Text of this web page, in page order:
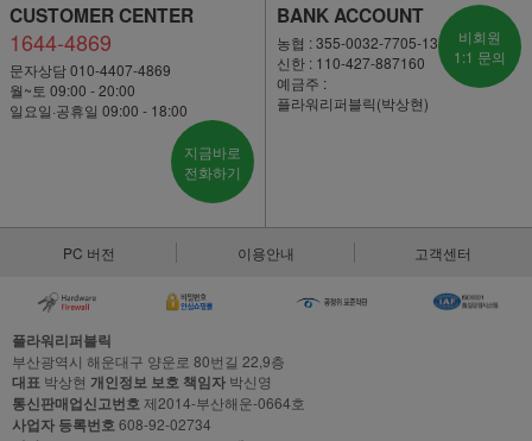
CUSTOMER CENTER
1644-4869
문자상담 010-4407-4869
월~토 09:00 - 20:00
일요일·공휴일 09:00 - 18:00
지금바로
전화하기
BANK ACCOUNT
농협 : 355-0032-7705-13
신한 : 110-427-887160
예금주 :
플라워리퍼블릭(박상현)
비회원
1:1 문의
PC 버전 이용안내 고객센터
플라워리퍼블릭
부산광역시 해운대구 양운로 80번길 22,9층
대표 박상현 개인정보 보호 책임자 박신영
통신판매업신고번호 제2014-부산해운-0664호
사업자 등록번호 608-92-02734